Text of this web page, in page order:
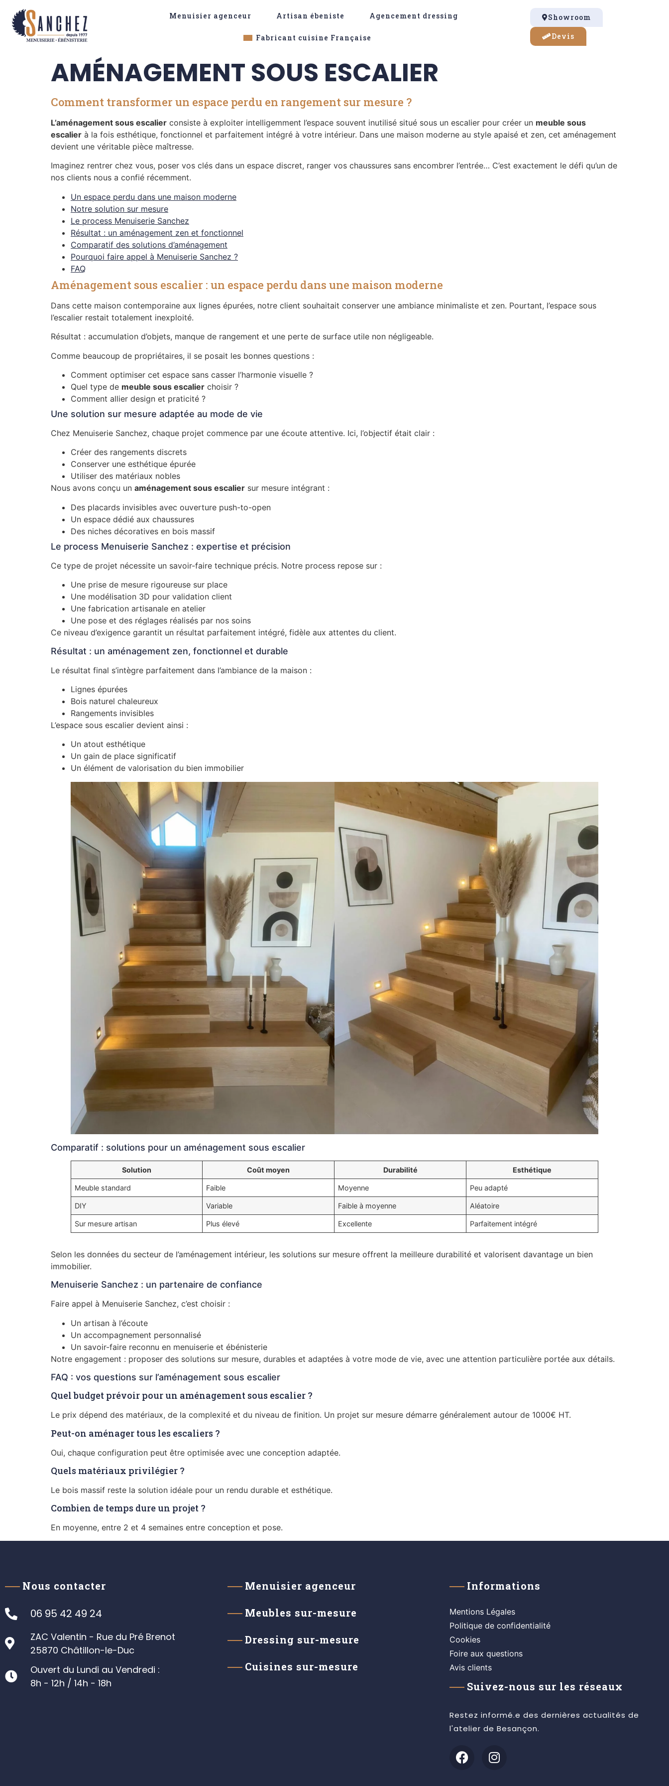
Menuisier agenceur Artisan ébeniste Agencement dressing
Fabricant cuisine Française
Showroom
Devis
AMÉNAGEMENT SOUS ESCALIER
Comment transformer un espace perdu en rangement sur mesure ?
L’aménagement sous escalier consiste à exploiter intelligemment l’espace souvent inutilisé situé sous un escalier pour créer un meuble sous
escalier à la fois esthétique, fonctionnel et parfaitement intégré à votre intérieur. Dans une maison moderne au style apaisé et zen, cet aménagement
devient une véritable pièce maîtresse.
Imaginez rentrer chez vous, poser vos clés dans un espace discret, ranger vos chaussures sans encombrer l’entrée… C’est exactement le défi qu’un de
nos clients nous a confié récemment.
Un espace perdu dans une maison moderne
Notre solution sur mesure
Le process Menuiserie Sanchez
Résultat : un aménagement zen et fonctionnel
Comparatif des solutions d’aménagement
Pourquoi faire appel à Menuiserie Sanchez ?
FAQ
Aménagement sous escalier : un espace perdu dans une maison moderne
Dans cette maison contemporaine aux lignes épurées, notre client souhaitait conserver une ambiance minimaliste et zen. Pourtant, l’espace sous
l’escalier restait totalement inexploité.
Résultat : accumulation d’objets, manque de rangement et une perte de surface utile non négligeable.
Comme beaucoup de propriétaires, il se posait les bonnes questions :
Comment optimiser cet espace sans casser l’harmonie visuelle ?
Quel type de meuble sous escalier choisir ?
Comment allier design et praticité ?
Une solution sur mesure adaptée au mode de vie
Chez Menuiserie Sanchez, chaque projet commence par une écoute attentive. Ici, l’objectif était clair :
Créer des rangements discrets
Conserver une esthétique épurée
Utiliser des matériaux nobles
Nous avons conçu un aménagement sous escalier sur mesure intégrant :
Des placards invisibles avec ouverture push-to-open
Un espace dédié aux chaussures
Des niches décoratives en bois massif
Le process Menuiserie Sanchez : expertise et précision
Ce type de projet nécessite un savoir-faire technique précis. Notre process repose sur :
Une prise de mesure rigoureuse sur place
Une modélisation 3D pour validation client
Une fabrication artisanale en atelier
Une pose et des réglages réalisés par nos soins
Ce niveau d’exigence garantit un résultat parfaitement intégré, fidèle aux attentes du client.
Résultat : un aménagement zen, fonctionnel et durable
Le résultat final s’intègre parfaitement dans l’ambiance de la maison :
Lignes épurées
Bois naturel chaleureux
Rangements invisibles
L’espace sous escalier devient ainsi :
Un atout esthétique
Un gain de place significatif
Un élément de valorisation du bien immobilier
Comparatif : solutions pour un aménagement sous escalier
Solution Coût moyen Durabilité Esthétique
Meuble standard Faible Moyenne Peu adapté
DIY Variable Faible à moyenne Aléatoire
Sur mesure artisan Plus élevé Excellente Parfaitement intégré
Selon les données du secteur de l’aménagement intérieur, les solutions sur mesure offrent la meilleure durabilité et valorisent davantage un bien
immobilier.
Menuiserie Sanchez : un partenaire de confiance
Faire appel à Menuiserie Sanchez, c’est choisir :
Un artisan à l’écoute
Un accompagnement personnalisé
Un savoir-faire reconnu en menuiserie et ébénisterie
Notre engagement : proposer des solutions sur mesure, durables et adaptées à votre mode de vie, avec une attention particulière portée aux détails.
FAQ : vos questions sur l’aménagement sous escalier
Quel budget prévoir pour un aménagement sous escalier ?
Le prix dépend des matériaux, de la complexité et du niveau de finition. Un projet sur mesure démarre généralement autour de 1000€ HT.
Peut-on aménager tous les escaliers ?
Oui, chaque configuration peut être optimisée avec une conception adaptée.
Quels matériaux privilégier ?
Le bois massif reste la solution idéale pour un rendu durable et esthétique.
Combien de temps dure un projet ?
En moyenne, entre 2 et 4 semaines entre conception et pose.
Nous contacter
06 95 42 49 24
ZAC Valentin - Rue du Pré Brenot
25870 Châtillon-le-Duc
Ouvert du Lundi au Vendredi :
8h - 12h / 14h - 18h
Menuisier agenceur
Meubles sur-mesure
Dressing sur-mesure
Cuisines sur-mesure
Informations
Mentions Légales
Politique de confidentialité
Cookies
Foire aux questions
Avis clients
Suivez-nous sur les réseaux
Restez informé.e des dernières actualités de
l'atelier de Besançon.